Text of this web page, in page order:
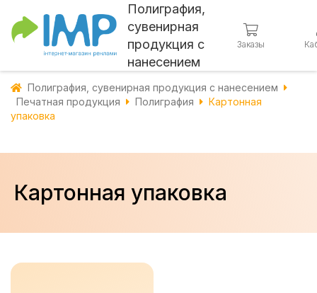
Полиграфия,
сувенирная
продукция с
нанесением
Заказы
Полиграфия, сувенирная продукция с нанесением
Печатная продукция
Полиграфия
Картонная
упаковка
Картонная упаковка